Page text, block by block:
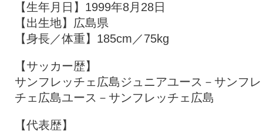
特設ページ
【生年月日】1999年8月28日
【出生地】広島県
【身長／体重】185cm／75kg
【サッカー歴】
サンフレッチェ広島ジュニアユース－サンフ
チェ広島ユース－サンフレッチェ広島
【代表歴】